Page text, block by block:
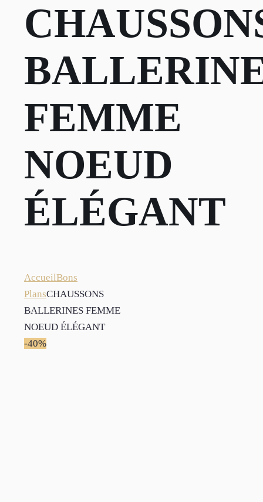
FEMME
NOEUD
ÉLÉGANT
AccueilBons
PlansCHAUSSONS
BALLERINES FEMME
NOEUD ÉLÉGANT
-40%